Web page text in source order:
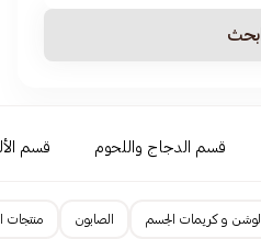
ابحث
قسم الدجاج واللحوم قسم
لوشن و كريمات الجسم الصابون منتجات